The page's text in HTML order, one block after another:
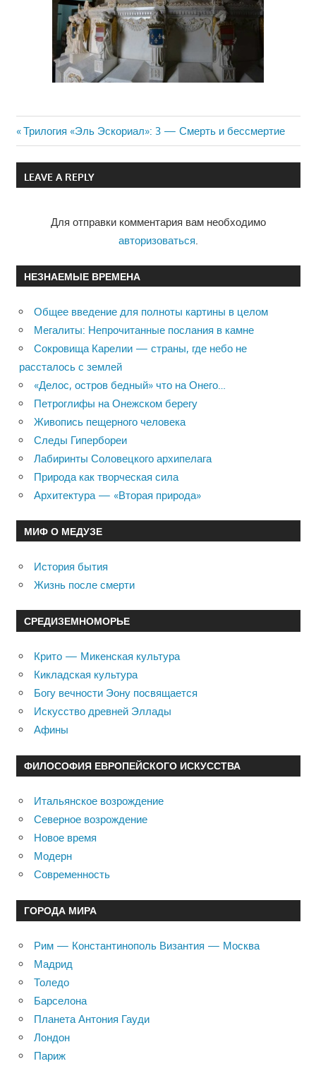
Навигация
по
Previous
Post:
Трилогия «Эль Эскориал»: 3 — Смерть и бессмертие
LEAVE A REPLY
Для отправки комментария вам необходимо
авторизоваться
НЕЗНАЕМЫЕ ВРЕМЕНА
Общее введение для полноты картины в целом
Мегалиты: Непрочитанные послания в камне
Сокровища Карелии — страны, где небо не
рассталось с землей
«Делос, остров бедный» что на Онего…
Петроглифы на Онежском берегу
Живопись пещерного человека
Следы Гипербореи
Лабиринты Соловецкого архипелага
Природа как творческая сила
Архитектура — «Вторая природа»
МИФ О МЕДУЗЕ
История бытия
Жизнь после смерти
СРЕДИЗЕМНОМОРЬЕ
Крито — Микенская культура
Кикладская культура
Богу вечности Эону посвящается
Искусство древней Эллады
Афины
ФИЛОСОФИЯ ЕВРОПЕЙСКОГО ИСКУССТВА
Итальянское возрождение
Северное возрождение
Новое время
Модерн
Современность
ГОРОДА МИРА
Рим — Константинополь Византия — Москва
Мадрид
Толедо
Барселона
Планета Антония Гауди
Лондон
Париж